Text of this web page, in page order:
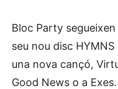
Bloc Party
seu nou disc
una nova cançó,
Good News o a Exes.